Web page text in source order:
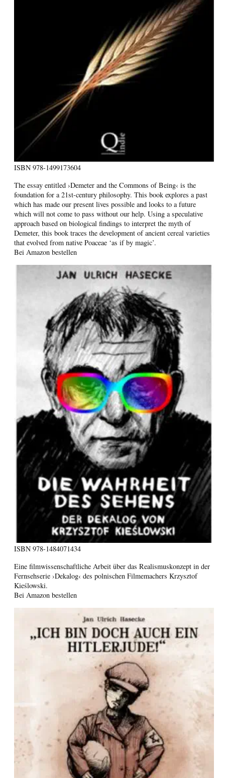
ISBN 978-1499173604
The essay entitled ›Demeter and the Commons of Being‹ is the
foundation for a 21st-century philosophy. This book explores a past
which has made our present lives possible and looks to a future
which will not come to pass without our help. Using a speculative
approach based on biological findings to interpret the myth of
Demeter, this book traces the development of ancient cereal varieties
that evolved from native Poaceae ‘as if by magic’.
Bei Amazon bestellen
ISBN 978-1484071434
Eine filmwissenschaftliche Arbeit über das Realismuskonzept in der
Fernsehserie ›Dekalog‹ des polnischen Filmemachers Krzysztof
Kieślowski.
Bei Amazon bestellen